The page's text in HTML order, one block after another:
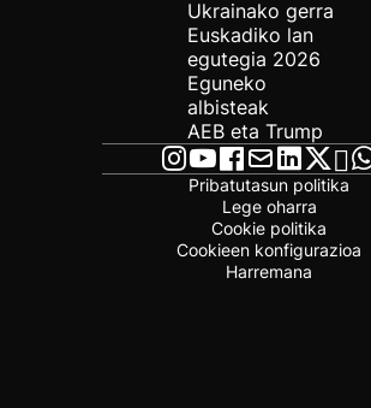
Ukrainako gerra
Euskadiko lan
egutegia 2026
Eguneko
albisteak
AEB eta Trump
Pribatutasun politika
Lege oharra
Cookie politika
Cookieen konfigurazioa
Harremana